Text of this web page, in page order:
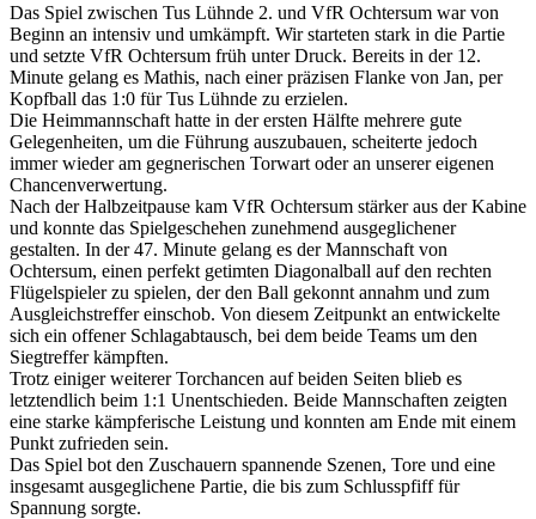
Das Spiel zwischen Tus Lühnde 2. und VfR Ochtersum war von
Beginn an intensiv und umkämpft. Wir starteten stark in die Partie
und setzte VfR Ochtersum früh unter Druck. Bereits in der 12.
Minute gelang es Mathis, nach einer präzisen Flanke von Jan, per
Kopfball das 1:0 für Tus Lühnde zu erzielen.
Die Heimmannschaft hatte in der ersten Hälfte mehrere gute
Gelegenheiten, um die Führung auszubauen, scheiterte jedoch
immer wieder am gegnerischen Torwart oder an unserer eigenen
Chancenverwertung.
Nach der Halbzeitpause kam VfR Ochtersum stärker aus der Kabine
und konnte das Spielgeschehen zunehmend ausgeglichener
gestalten. In der 47. Minute gelang es der Mannschaft von
Ochtersum, einen perfekt getimten Diagonalball auf den rechten
Flügelspieler zu spielen, der den Ball gekonnt annahm und zum
Ausgleichstreffer einschob. Von diesem Zeitpunkt an entwickelte
sich ein offener Schlagabtausch, bei dem beide Teams um den
Siegtreffer kämpften.
Trotz einiger weiterer Torchancen auf beiden Seiten blieb es
letztendlich beim 1:1 Unentschieden. Beide Mannschaften zeigten
eine starke kämpferische Leistung und konnten am Ende mit einem
Punkt zufrieden sein.
Das Spiel bot den Zuschauern spannende Szenen, Tore und eine
insgesamt ausgeglichene Partie, die bis zum Schlusspfiff für
Spannung sorgte.